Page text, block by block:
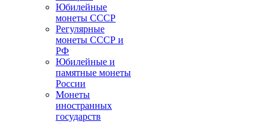
Юбилейные
монеты СССР
Регулярные
монеты СССР и
РФ
Юбилейные и
памятные монеты
России
Монеты
иностранных
государств